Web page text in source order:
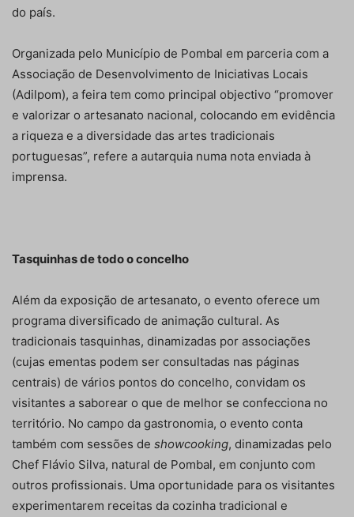
do país.
Organizada pelo Município de Pombal em parceria com a
Associação de Desenvolvimento de Iniciativas Locais
(Adilpom), a feira tem como principal objectivo “promover
e valorizar o artesanato nacional, colocando em evidência
a riqueza e a diversidade das artes tradicionais
portuguesas”, refere a autarquia numa nota enviada à
imprensa.
Tasquinhas de todo o concelho
Além da exposição de artesanato, o evento oferece um
programa diversificado de animação cultural. As
tradicionais tasquinhas, dinamizadas por associações
(cujas ementas podem ser consultadas nas páginas
centrais) de vários pontos do concelho, convidam os
visitantes a saborear o que de melhor se confecciona no
território. No campo da gastronomia, o evento conta
também com sessões de showcooking, dinamizadas pelo
Chef Flávio Silva, natural de Pombal, em conjunto com
outros profissionais. Uma oportunidade para os visitantes
experimentarem receitas da cozinha tradicional e